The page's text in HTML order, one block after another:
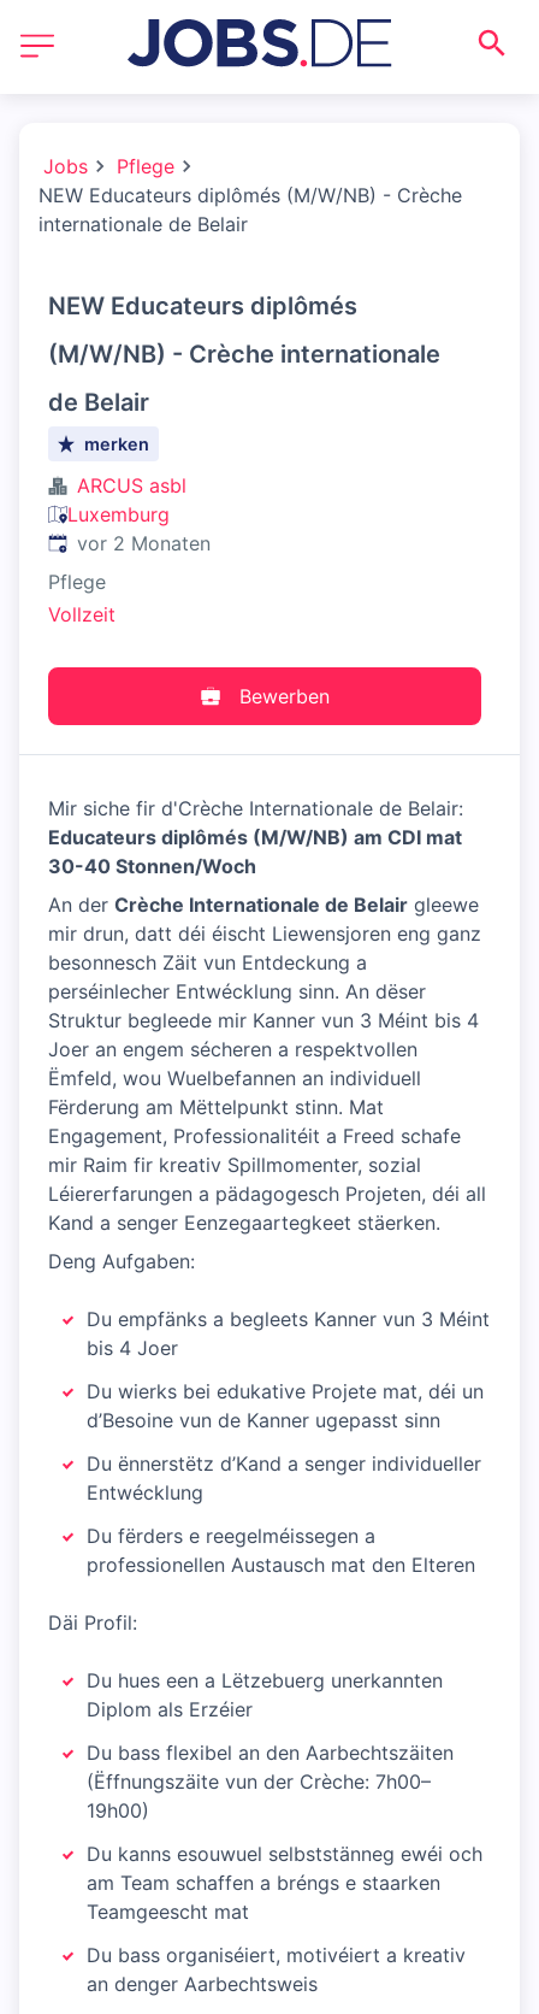
Jobs
Pflege
NEW Educateurs diplômés (M/W/NB) - Crèche
internationale de Belair
NEW Educateurs diplômés
(M/W/NB) - Crèche internationale
de Belair
merken
ARCUS asbl
Luxemburg
Veröffentlicht:
vor 2 Monaten
Pflege
Vollzeit
Bewerben
Mir siche fir d'Crèche Internationale de Belair:
Educateurs diplômés (M/W/NB) am CDI mat
30-40 Stonnen/Woch
An der Crèche Internationale de Belair gleewe
mir drun, datt déi éischt Liewensjoren eng ganz
besonnesch Zäit vun Entdeckung a
perséinlecher Entwécklung sinn. An dëser
Struktur begleede mir Kanner vun 3 Méint bis 4
Joer an engem sécheren a respektvollen
Ëmfeld, wou Wuelbefannen an individuell
Fërderung am Mëttelpunkt stinn. Mat
Engagement, Professionalitéit a Freed schafe
mir Raim fir kreativ Spillmomenter, sozial
Léiererfarungen a pädagogesch Projeten, déi all
Kand a senger Eenzegaartegkeet stäerken.
Deng Aufgaben:
Du empfänks a begleets Kanner vun 3 Méint
bis 4 Joer
Du wierks bei edukative Projete mat, déi un
d’Besoine vun de Kanner ugepasst sinn
Du ënnerstëtz d’Kand a senger individueller
Entwécklung
Du fërders e reegelméissegen a
professionellen Austausch mat den Elteren
Däi Profil:
Du hues een a Lëtzebuerg unerkannten
Diplom als Erzéier
Du bass flexibel an den Aarbechtszäiten
(Ëffnungszäite vun der Crèche: 7h00–
19h00)
Du kanns esouwuel selbststänneg ewéi och
am Team schaffen a bréngs e staarken
Teamgeescht mat
Du bass organiséiert, motivéiert a kreativ
an denger Aarbechtsweis